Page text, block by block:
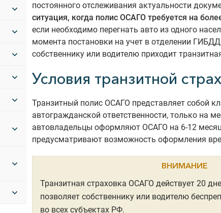
постоянного отслеживания актуальности
ситуация, когда полис ОСАГО требуется на
если необходимо перегнать авто из одного
момента постановки на учет в отделении
собственнику или водителю приходит
Условия транзитной
Транзитный полис ОСАГО представляет собой
автогражданской ответственности, только на
автовладельцы оформляют ОСАГО на 6-12
предусматривают возможность оформления
ВНИМАНИЕ
Транзитная страховка ОСАГО действует 20
позволяет собственнику или водителю
во всех субъектах РФ.